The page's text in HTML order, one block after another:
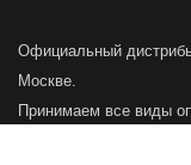
Официальный
Москве.
Принимаем все виды